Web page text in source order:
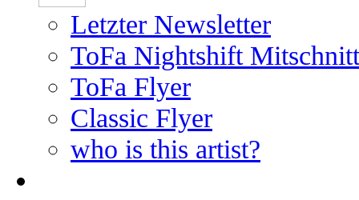
Letzter Newsletter
ToFa Nightshift
ToFa Flyer
Classic Flyer
who is this artist?